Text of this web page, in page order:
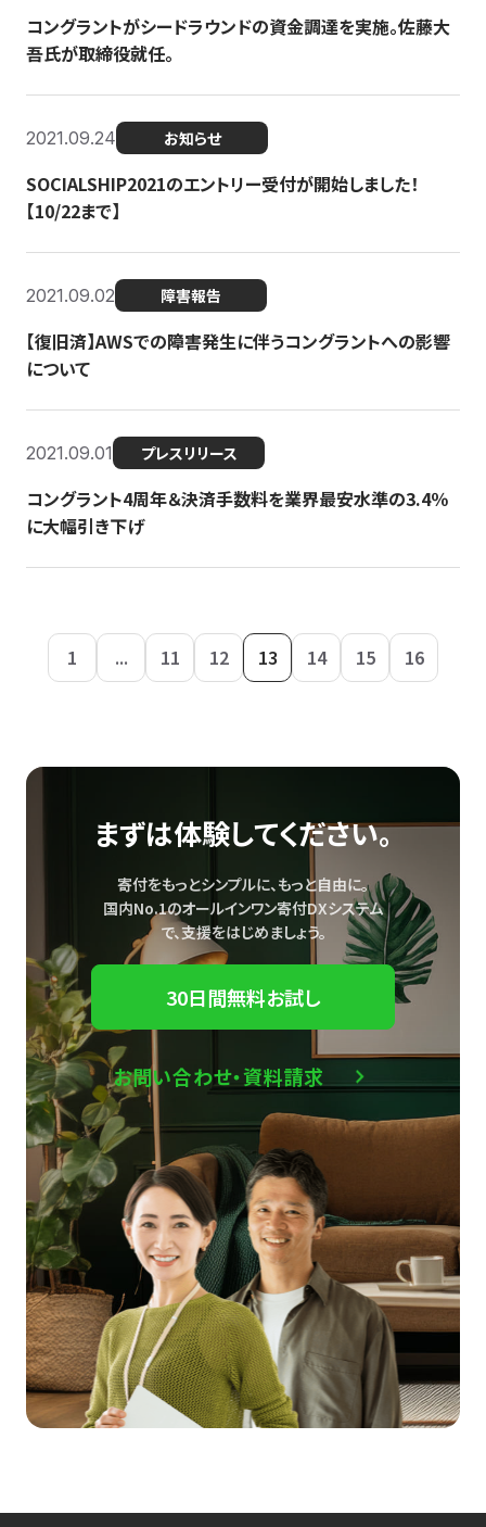
コングラントがシードラウンドの資金調達を実施。佐藤大
吾氏が取締役就任。
2021.09.24 お知らせ
SOCIALSHIP2021のエントリー受付が開始しました！
【10/22まで】
2021.09.02 障害報告
【復旧済】AWSでの障害発生に伴うコングラントへの影響
について
2021.09.01 プレスリリース
コングラント4周年＆決済手数料を業界最安水準の3.4％
に大幅引き下げ
1 ... 11 12 13 14 15 16
まずは体験してください。
寄付をもっとシンプルに、もっと自由に。
国内No.1のオールインワン寄付DXシステム
で、支援をはじめましょう。
30日間無料お試し
お問い合わせ・資料請求